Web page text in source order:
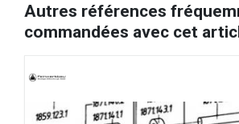
Autres références
commandées avec cet